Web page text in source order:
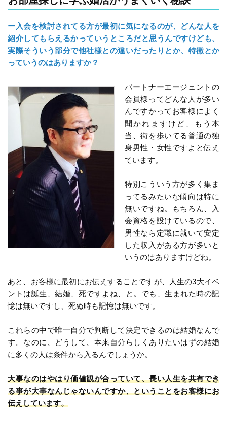
ー入会を検討されてる方が最初に気になるのが、どんな人を
紹介してもらえるかっていうところだと思うんですけども、
実際そういう部分で他社様との違いだったりとか、特徴とか
っていうのはありますか？
パートナーエージェントの
会員様ってどんな人が多い
んですかってお客様によく
聞かれますけど、もう本
当、街を歩いてる普通の独
身男性・女性ですよと伝え
ています。
特別こういう方が多く集ま
ってるみたいな傾向は特に
無いですね。もちろん、入
会資格を設けているので、
男性なら定職に就いて安定
した収入がある方が多いと
いうのはありますけどね。
あと、お客様に最初にお伝えすることですが、人生の3大イベ
ントは誕生、結婚、死ですよね、と。でも、生まれた時の記
憶は無いですし、死ぬ時も記憶は無いです。
これらの中で唯一自分で判断して決定できるのは結婚なんで
す。なのに、どうして、本来自分らしくありたいはずの結婚
に多くの人は条件から入るんでしょうか。
大事なのはやはり価値観が合っていて、長い人生を共有でき
る事が大事なんじゃないんですか、ということをお客様にお
伝えしています。